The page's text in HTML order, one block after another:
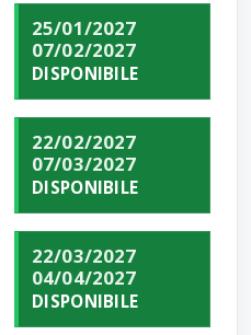
25/01/2027
07/02/2027
DISPONIBILE
22/02/2027
07/03/2027
DISPONIBILE
22/03/2027
04/04/2027
DISPONIBILE